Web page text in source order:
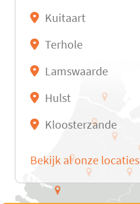
Kuitaart
Terhole
Lamswaarde
Hulst
Kloosterzande
Bekijk al onze locaties